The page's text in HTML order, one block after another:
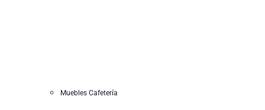
Muebles Cafetería